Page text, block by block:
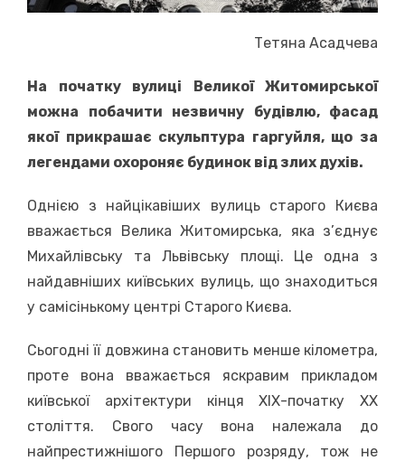
Тетяна Асадчева
На початку вулиці Великої Житомирської
можна побачити незвичну будівлю, фасад
якої прикрашає скульптура гаргуйля, що за
легендами охороняє будинок від злих духів.
Однією з найцікавіших вулиць старого Києва
вважається Велика Житомирська, яка з’єднує
Михайлівську та Львівську площі. Це одна з
найдавніших київських вулиць, що знаходиться
у самісінькому центрі Старого Києва.
Сьогодні її довжина становить менше кілометра,
проте вона вважається яскравим прикладом
київської архітектури кінця ХІХ-початку XX
століття. Свого часу вона належала до
найпрестижнішого Першого розряду, тож не